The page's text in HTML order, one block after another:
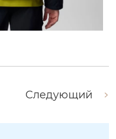
Следующий